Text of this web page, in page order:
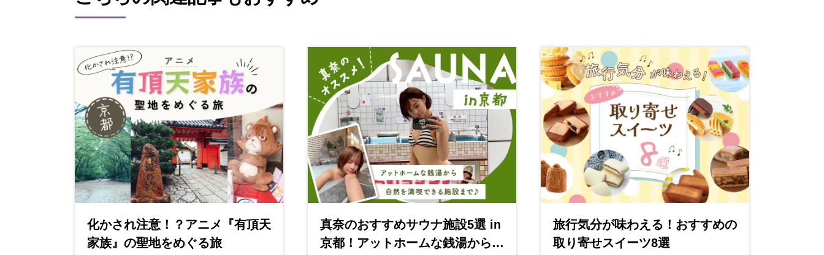
化かされ注意！？アニメ『有頂天
家族』の聖地をめぐる旅
真奈のおすすめサウナ施設5選 in
京都！アットホームな銭湯から…
旅行気分が味わえる！おすすめの
取り寄せスイーツ8選